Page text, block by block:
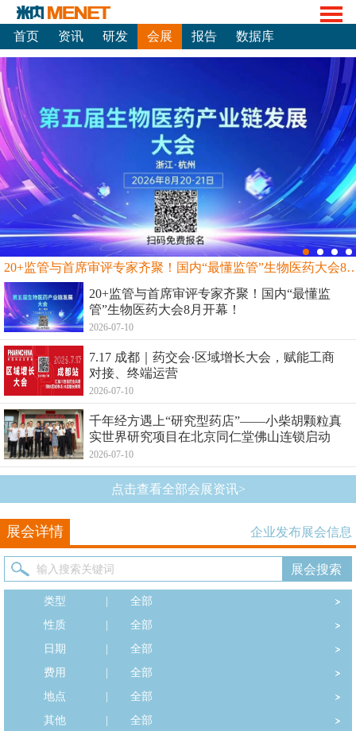
首页 资讯 研发 会展 报告 数据库
20+监管与首席审评专家齐聚！国内“最
20+监管与首席审评专家齐聚！国内“最懂监
管”生物医药大会8月开幕！
2026-07-10
7.17 成都｜药交会·区域增长大会，赋能工商
对接、终端运营
2026-07-10
千年经方遇上“研究型药店”——小柴胡颗粒真
实世界研究项目在北京同仁堂佛山连锁启动
2026-07-10
点击查看全部会展资讯>
展会详情 企业发布展会信息
类型
全部
性质
全部
日期
全部
费用
全部
地点
全部
其他
全部